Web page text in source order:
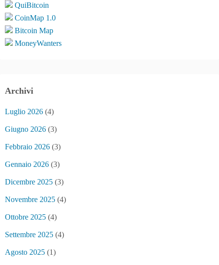
QuiBitcoin
CoinMap 1.0
Bitcoin Map
MoneyWanters
Archivi
Luglio 2026 (4)
Giugno 2026 (3)
Febbraio 2026 (3)
Gennaio 2026 (3)
Dicembre 2025 (3)
Novembre 2025 (4)
Ottobre 2025 (4)
Settembre 2025 (4)
Agosto 2025 (1)